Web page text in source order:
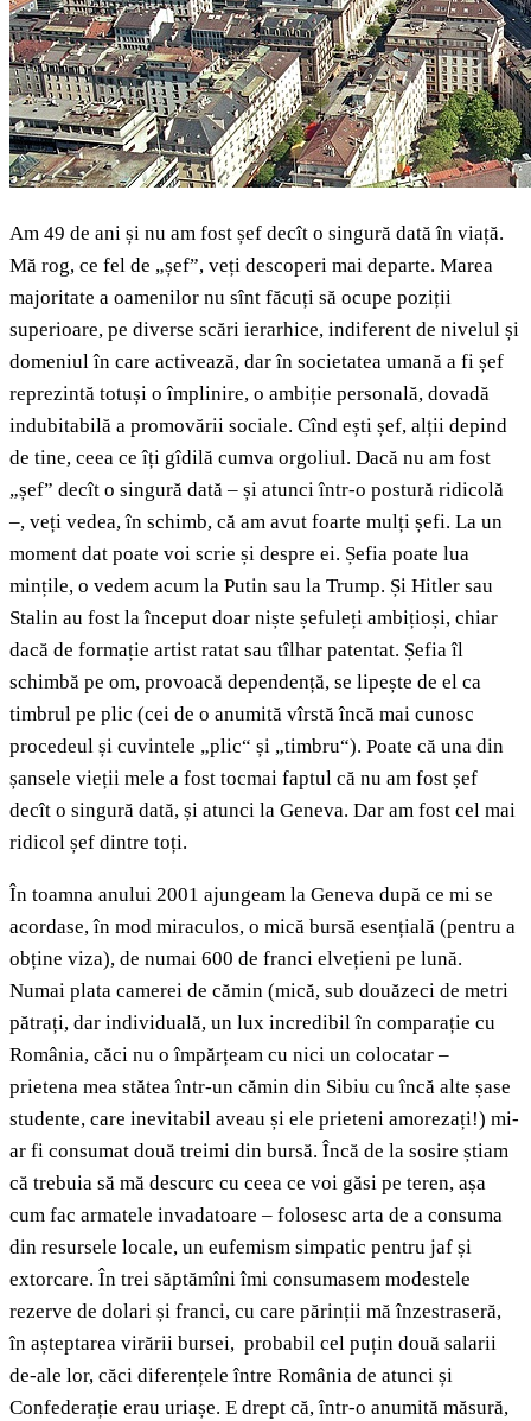
Am 49 de ani și nu am fost șef decît o singură dată în viață.
Mă rog, ce fel de „șef”, veți descoperi mai departe. Marea
majoritate a oamenilor nu sînt făcuți să ocupe poziții
superioare, pe diverse scări ierarhice, indiferent de nivelul și
domeniul în care activează, dar în societatea umană a fi șef
reprezintă totuși o împlinire, o ambiție personală, dovadă
indubitabilă a promovării sociale. Cînd ești șef, alții depind
de tine, ceea ce îți gîdilă cumva orgoliul. Dacă nu am fost
„șef” decît o singură dată – și atunci într-o postură ridicolă
–, veți vedea, în schimb, că am avut foarte mulți șefi. La un
moment dat poate voi scrie și despre ei. Șefia poate lua
mințile, o vedem acum la Putin sau la Trump. Și Hitler sau
Stalin au fost la început doar niște șefuleți ambițioși, chiar
dacă de formație artist ratat sau tîlhar patentat. Șefia îl
schimbă pe om, provoacă dependență, se lipește de el ca
timbrul pe plic (cei de o anumită vîrstă încă mai cunosc
procedeul și cuvintele „plic“ și „timbru“). Poate că una din
șansele vieții mele a fost tocmai faptul că nu am fost șef
decît o singură dată, și atunci la Geneva. Dar am fost cel mai
ridicol șef dintre toți.
În toamna anului 2001 ajungeam la Geneva după ce mi se
acordase, în mod miraculos, o mică bursă esențială (pentru a
obține viza), de numai 600 de franci elvețieni pe lună.
Numai plata camerei de cămin (mică, sub douăzeci de metri
pătrați, dar individuală, un lux incredibil în comparație cu
România, căci nu o împărțeam cu nici un colocatar –
prietena mea stătea într-un cămin din Sibiu cu încă alte șase
studente, care inevitabil aveau și ele prieteni amorezați!) mi-
ar fi consumat două treimi din bursă. Încă de la sosire știam
că trebuia să mă descurc cu ceea ce voi găsi pe teren, așa
cum fac armatele invadatoare – folosesc arta de a consuma
din resursele locale, un eufemism simpatic pentru jaf și
extorcare. În trei săptămîni îmi consumasem modestele
rezerve de dolari și franci, cu care părinții mă înzestraseră,
în așteptarea virării bursei, probabil cel puțin două salarii
de-ale lor, căci diferențele între România de atunci și
Confederație erau uriașe. E drept că, într-o anumită măsură,